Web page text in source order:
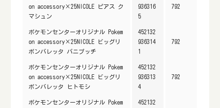
on accessory×25NICOLE ピアス ク
マシュン
936316
5
792
ポケモンセンターオリジナル Pokem
on accessory×25NICOLE ビッグリ
ボンバレッタ バニプッチ
452132
936314
1
792
ポケモンセンターオリジナル Pokem
on accessory×25NICOLE ビッグリ
ボンバレッタ ヒトモシ
452132
936313
4
792
ポケモンセンターオリジナル Pokem
452132